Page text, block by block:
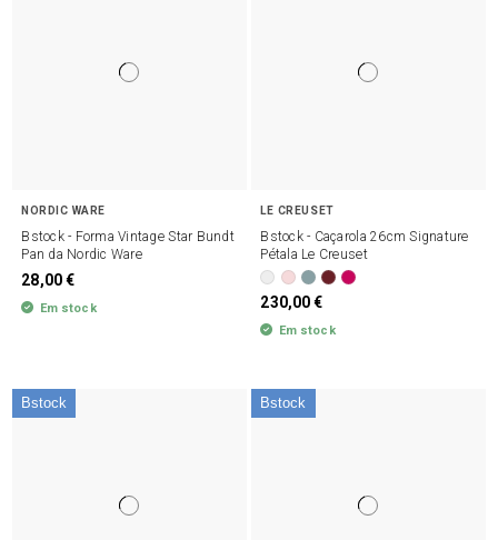
NORDIC WARE
Bstock - Forma Vintage Star Bundt
Pan da Nordic Ware
28,00 €
Em stock
LE CREUSET
Bstock - Caçarola 26cm Signature
Pétala Le Creuset
230,00 €
Em stock
Bstock Bstock